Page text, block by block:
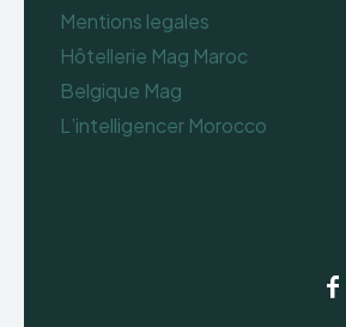
Mentions legales
Hôtellerie Mag Maroc
Belgique Mag
L’intelligencer Morocco